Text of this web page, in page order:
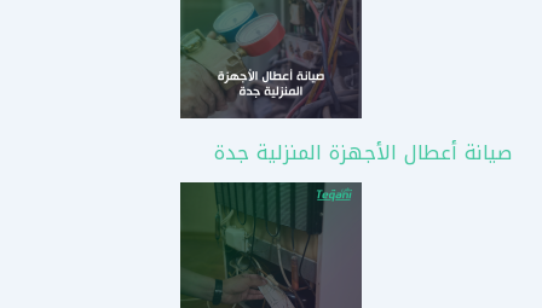
صيانة أعطال الأجهزة المنزلية جدة